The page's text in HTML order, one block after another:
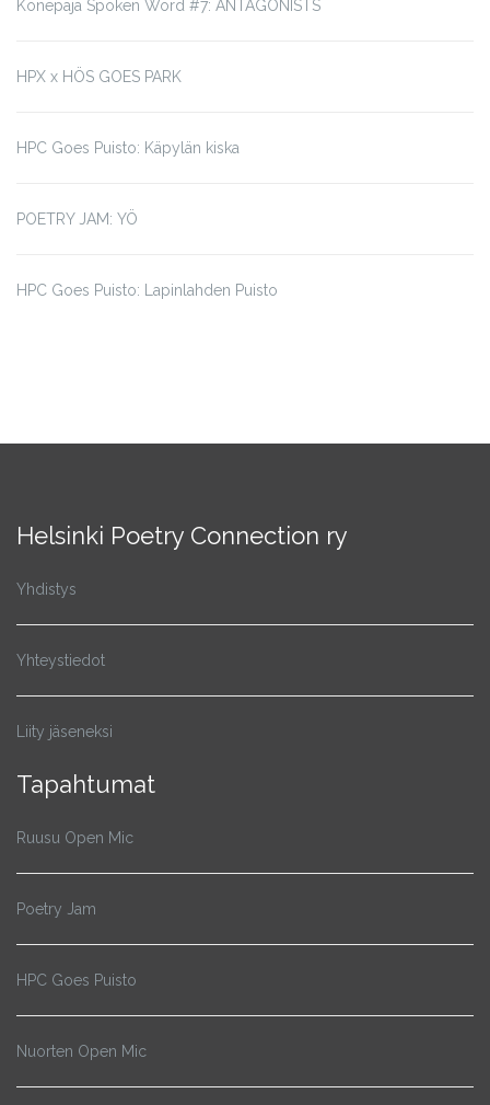
Konepaja Spoken Word #7: ANTAGONISTS
HPX x HÖS GOES PARK
HPC Goes Puisto: Käpylän kiska
POETRY JAM: YÖ
HPC Goes Puisto: Lapinlahden Puisto
Helsinki Poetry Connection ry
Yhdistys
Yhteystiedot
Liity jäseneksi
Tapahtumat
Ruusu Open Mic
Poetry Jam
HPC Goes Puisto
Nuorten Open Mic